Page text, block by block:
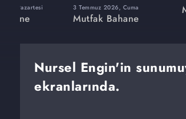
Pazartesi 3 Temmuz 2026, Cuma
Mutfak Bahane
Nursel Engin'in
ekranlarında.